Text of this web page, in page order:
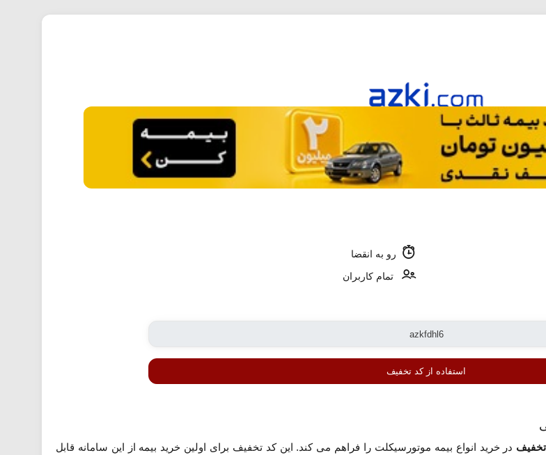
رو به انقضا
تمام کاربران
استفاده از کد تخفیف
در خرید انواع بیمه موتورسیکلت را فراهم می کند. این کد تخفیف برای اولین خرید بیمه از این سامانه قابل